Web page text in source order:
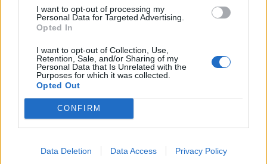
I want to opt-out of processing my
Personal Data for Targeted Advertising.
Opted In
I want to opt-out of Collection, Use,
Retention, Sale, and/or Sharing of my
Personal Data that Is Unrelated with the
Purposes for which it was collected.
Opted Out
CONFIRM
Data Deletion Data Access Privacy Policy
InterIKEA και την πλήρη επανεκκίνηση της
κατασκευής του Commercial Hub του Ελληνικού
Parks που θα στεγάσει μεταξύ άλλων το ΙΚΕΑ
των Νοτίων Προαστίων, η εταιρεία
μας διαβλέποντας τις ευκαιρίες που
παρουσιάζονται στον τομέα των μεγάλων
χάρτη αποφάσισε να συμμετέχει μέσω της